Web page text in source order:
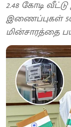
2.48 கோடி
இணைப்புகள்
மின்சாரத்தை